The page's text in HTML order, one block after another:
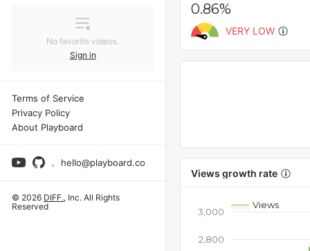
No favorite videos.
Sign in
Terms of Service
Privacy Policy
About Playboard
hello@playboard.co
© 2026 DIFF., Inc. All Rights
Reserved
0.86%
VERY LOW
Views growth rate
Views
2,800
3,000